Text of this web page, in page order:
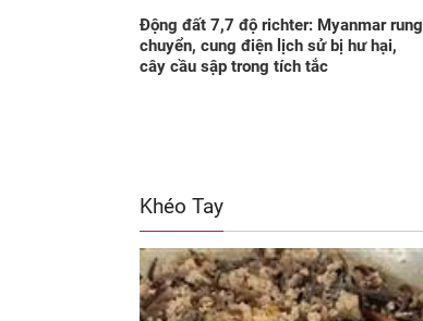
Động đất 7,7 độ richter: Myanmar rung
chuyển, cung điện lịch sử bị hư hại,
cây cầu sập trong tích tắc
Khéo Tay